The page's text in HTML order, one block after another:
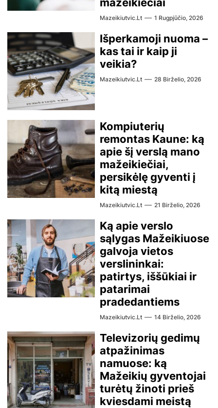
Mazeikiutvic.lt 1 Rugpjūčio, 2026
Išperkamoji nuoma –
kas tai ir kaip ji
veikia?
Mazeikiutvic.lt 28 Birželio, 2026
Kompiuterių
remontas Kaune: ką
apie šį verslą mano
mažeikiečiai,
persikėlę gyventi į
kitą miestą
Mazeikiutvic.lt 21 Birželio, 2026
Ką apie verslo
sąlygas Mažeikiuose
galvoja vietos
verslininkai:
patirtys, iššūkiai ir
patarimai
pradedantiems
Mazeikiutvic.lt 14 Birželio, 2026
Televizorių gedimų
atpažinimas
namuose: ką
Mažeikių gyventojai
turėtų žinoti prieš
kviesdami meistą